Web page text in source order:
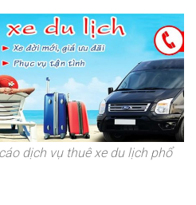
dịch vụ thuê xe du lịch phổ